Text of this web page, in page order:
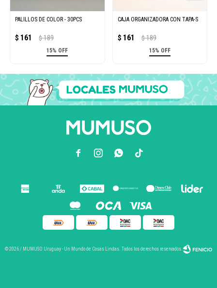
PALILLOS DE COLOR - 30PCS
$ 161 $ 189
15% OFF
CAJA ORGANIZADORA CON TAPA-S
$ 161 $ 189
15% OFF
  
© 2026 / MUMUSO Uruguay - Un Mundo de Cosas Lindas. Todos los derechos reservados.